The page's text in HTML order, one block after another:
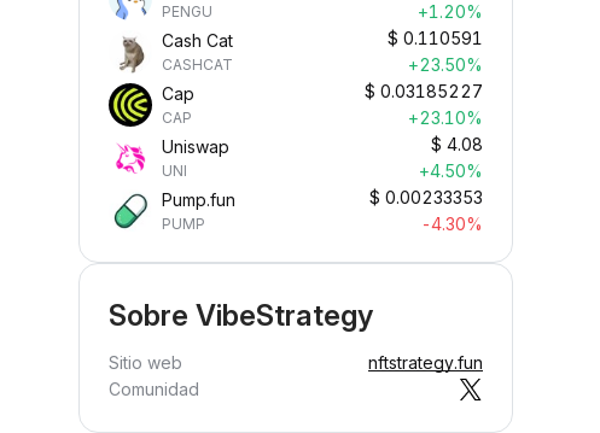
PENGU
+1.20%
Cash Cat
CASHCAT
$ 0.110591
+23.50%
Cap
CAP
$ 0.03185227
+23.10%
Uniswap
UNI
$ 4.08
+4.50%
Pump.fun
PUMP
$ 0.00233353
-4.30%
Sobre VibeStrategy
Sitio web
nftstrategy.fun
Comunidad